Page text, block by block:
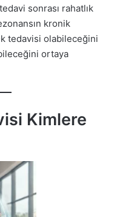
sonrası rahatlık
kronik
tedavisi olabileceğini
ortaya
Kimlere